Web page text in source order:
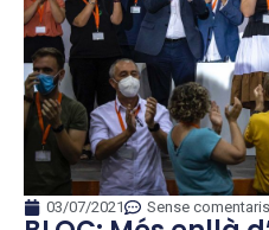
03/07/2021 Sense comentaris